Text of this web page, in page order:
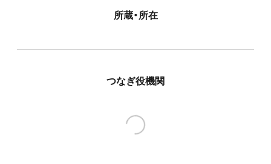
所蔵・所在
つなぎ役機関